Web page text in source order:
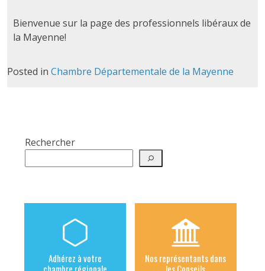
Bienvenue sur la page des professionnels libéraux de
la Mayenne!
Posted in Chambre Départementale de la Mayenne
Rechercher
Adhérez à votre
chambre régionale
Nos représentants dans
les Conseils